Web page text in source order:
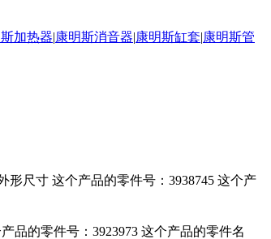
加热器|康明斯消音器|康明斯缸套|康明斯管
形尺寸 这个产品的零件号：3938745 这个产
品的零件号：3923973 这个产品的零件名